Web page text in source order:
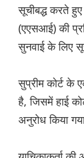
सूचीबद्ध करते हुए
(एएसआई) की
सुनवाई के लिए
सुप्रीम कोर्ट के
है, जिसमें हाई
अनुरोध किया